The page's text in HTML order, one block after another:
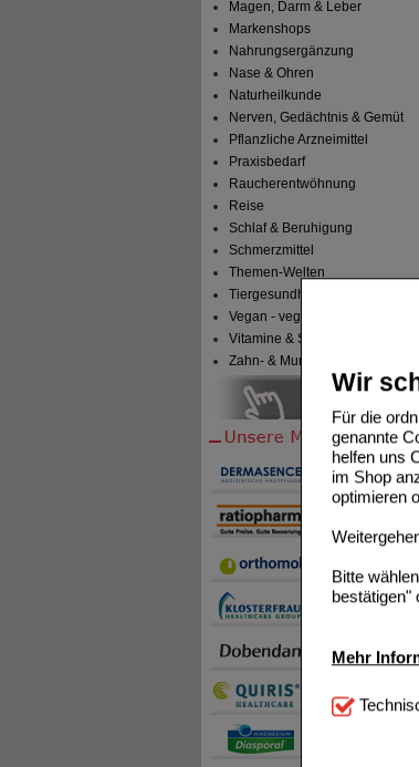
Wir
Für die
genannte
helfen uns
im Shop
optimieren
Bitte
bestätigen"
Mehr
Technisch
notwendig
Magen, Darm & Leber
Markenshops
Nahrungsergänzung
Nase & Ohren
Naturheilkunde
Nerven, Gedächtnis & Gemüt
Pflanzliche Arzneimittel
Praxisbedarf
Raucherentwöhnung
Reise
Schlaf & Beruhigung
Schmerzmittel
Themen-Welten
Tiergesundheit & Tierbedarf
Vegan - vegetarisch
Vitamine & Sport
Zahn- & Mundpflege